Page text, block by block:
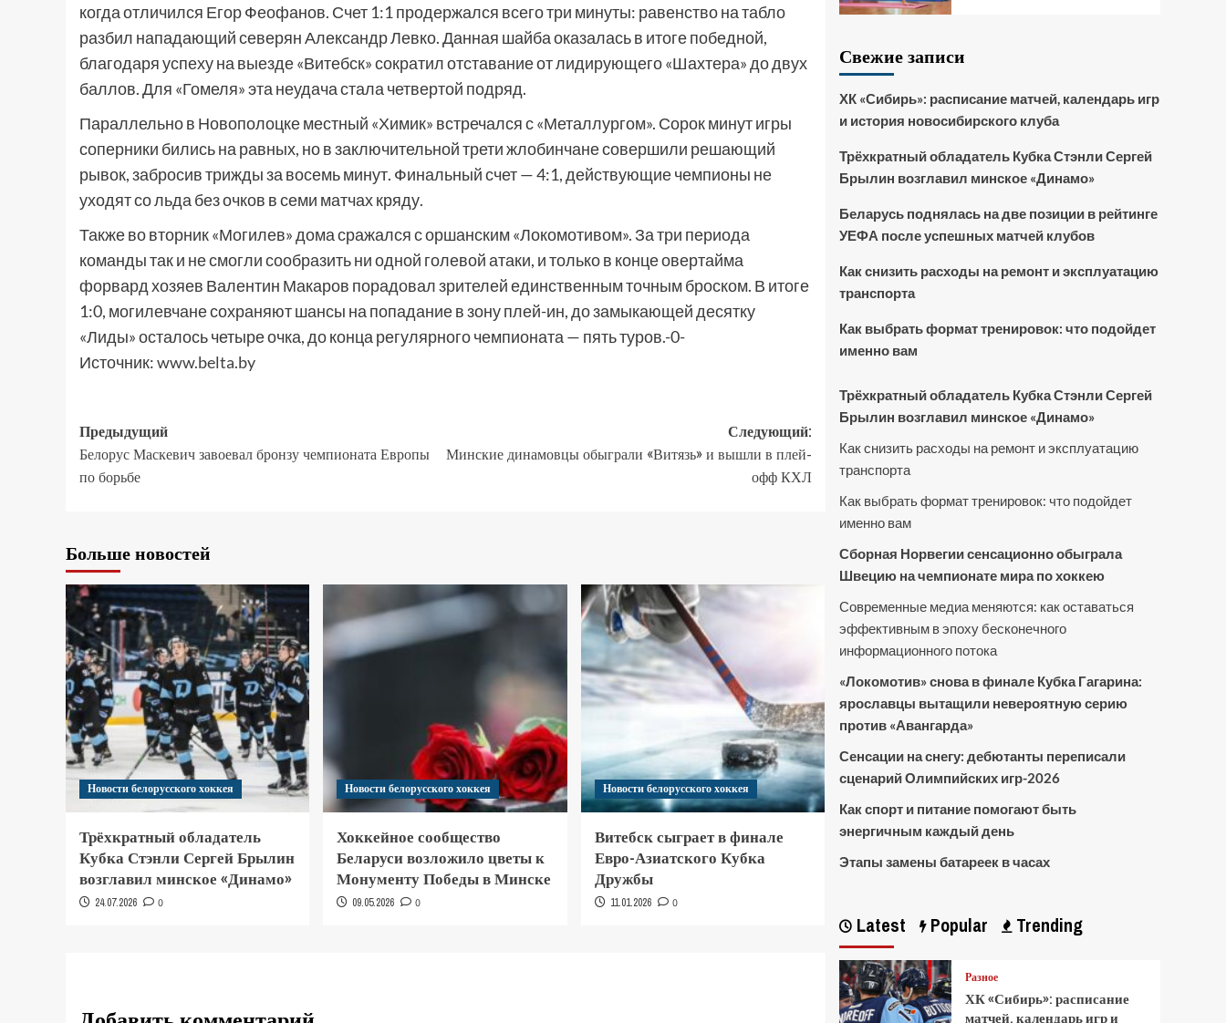
когда отличился Егор Феофанов. Счет 1:1 продержался всего три минуты: равенство на табло
разбил нападающий северян Александр Левко. Данная шайба оказалась в итоге победной,
благодаря успеху на выезде «Витебск» сократил отставание от лидирующего «Шахтера» до двух
баллов. Для «Гомеля» эта неудача стала четвертой подряд.
Параллельно в Новополоцке местный «Химик» встречался с «Металлургом». Сорок минут игры
соперники бились на равных, но в заключительной трети жлобинчане совершили решающий
рывок, забросив трижды за восемь минут. Финальный счет — 4:1, действующие чемпионы не
уходят со льда без очков в семи матчах кряду.
Также во вторник «Могилев» дома сражался с оршанским «Локомотивом». За три периода
команды так и не смогли сообразить ни одной голевой атаки, и только в конце овертайма
форвард хозяев Валентин Макаров порадовал зрителей единственным точным броском. В итоге
1:0, могилевчане сохраняют шансы на попадание в зону плей-ин, до замыкающей десятку
«Лиды» осталось четыре очка, до конца регулярного чемпионата — пять туров.-0-
Источник:www.belta.by
Предыдущий
Белорус Маскевич завоевал бронзу чемпионата Европы
по борьбе
Следующий:
Минские динамовцы обыграли «Витязь» и вышли в плей-
офф КХЛ
Больше новостей
Новости белорусского хоккея
Трёхкратный обладатель
Кубка Стэнли Сергей Брылин
возглавил минское «Динамо»
24.07.2026 0
Новости белорусского хоккея
Хоккейное сообщество
Беларуси возложило цветы к
Монументу Победы в Минске
09.05.2026 0
Новости белорусского хоккея
Витебск сыграет в финале
Евро-Азиатского Кубка
Дружбы
11.01.2026 0
Свежие записи
ХК «Сибирь»: расписание матчей, календарь игр
и история новосибирского клуба
Трёхкратный обладатель Кубка Стэнли Сергей
Брылин возглавил минское «Динамо»
Беларусь поднялась на две позиции в рейтинге
УЕФА после успешных матчей клубов
Как снизить расходы на ремонт и эксплуатацию
транспорта
Как выбрать формат тренировок: что подойдет
именно вам
Трёхкратный обладатель Кубка Стэнли Сергей
Брылин возглавил минское «Динамо»
Как снизить расходы на ремонт и эксплуатацию
транспорта
Как выбрать формат тренировок: что подойдет
именно вам
Сборная Норвегии сенсационно обыграла
Швецию на чемпионате мира по хоккею
Современные медиа меняются: как оставаться
эффективным в эпоху бесконечного
информационного потока
«Локомотив» снова в финале Кубка Гагарина:
ярославцы вытащили невероятную серию
против «Авангарда»
Сенсации на снегу: дебютанты переписали
сценарий Олимпийских игр-2026
Как спорт и питание помогают быть
энергичным каждый день
Этапы замены батареек в часах
Latest Popular Trending
Разное
ХК «Сибирь»: расписание
матчей, календарь игр и